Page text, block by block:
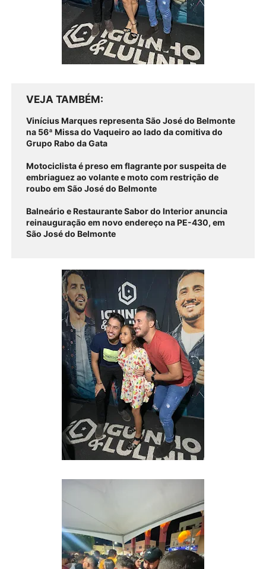
VEJA TAMBÉM
Vinícius Marques representa São José do Belmonte
na 56ª Missa do Vaqueiro ao lado da comitiva do
Grupo Rabo da Gata
Motociclista é preso em flagrante por suspeita de
embriaguez ao volante e moto com restrição de
roubo em São José do Belmonte
Balneário e Restaurante Sabor do Interior anuncia
reinauguração em novo endereço na PE-430, em
São José do Belmonte